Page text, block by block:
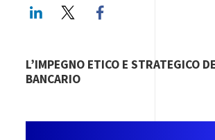
LinkedInTwitter
L’IMPEGNO ETICO E STRATEGICO
BANCARIO